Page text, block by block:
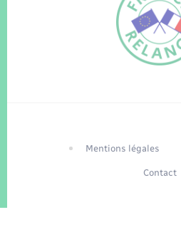
Mentions légales
Contact